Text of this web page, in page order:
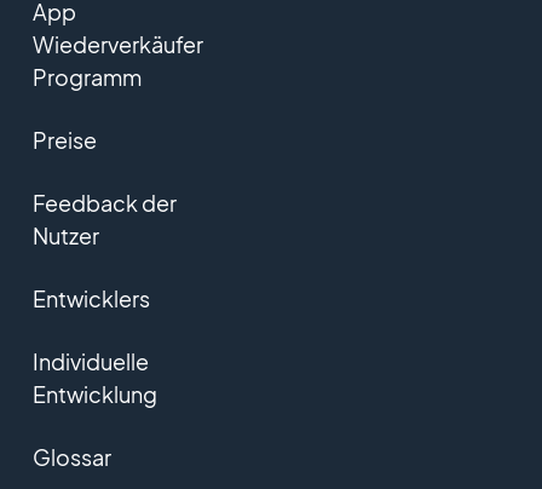
App
Wiederverkäufer
Programm
Preise
Feedback der
Nutzer
Entwicklers
Individuelle
Entwicklung
Glossar